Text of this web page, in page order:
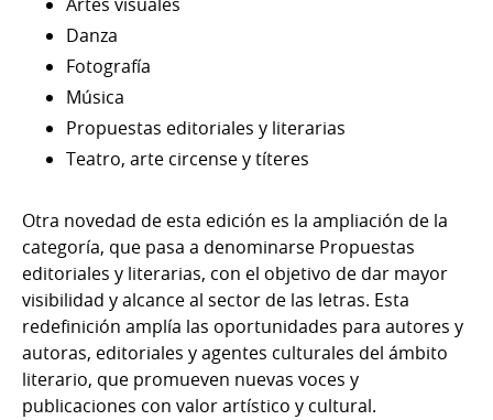
Danza
Fotografía
Música
Propuestas editoriales y literarias
Teatro, arte circense y títeres
Otra novedad de esta edición es la ampliación de la
categoría, que pasa a denominarse Propuestas
editoriales y literarias, con el objetivo de dar mayor
visibilidad y alcance al sector de las letras. Esta
redefinición amplía las oportunidades para autores y
autoras, editoriales y agentes culturales del ámbito
literario, que promueven nuevas voces y
publicaciones con valor artístico y cultural.